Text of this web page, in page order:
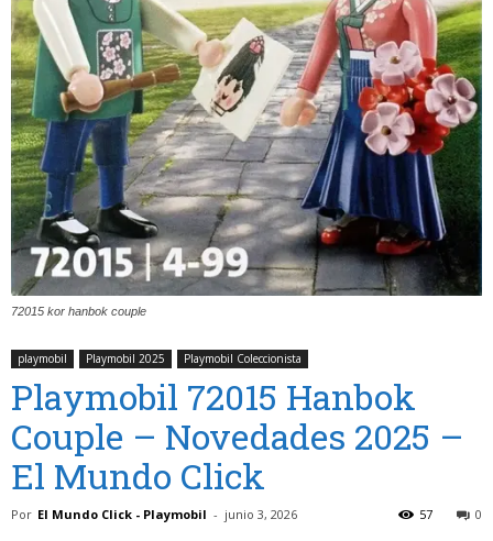
72015 kor hanbok couple
playmobil Playmobil 2025 Playmobil Coleccionista
Playmobil 72015 Hanbok
Couple – Novedades 2025 –
El Mundo Click
Por El Mundo Click - Playmobil - junio 3, 2026 0
57